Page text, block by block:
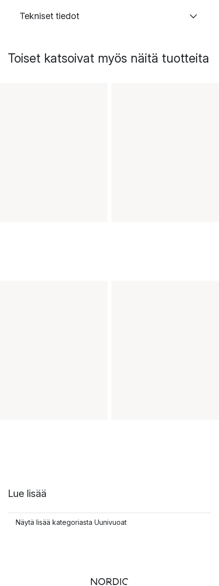
Tekniset tiedot
Toiset katsoivat myös näitä tuotteita
Lue lisää
Näytä lisää kategoriasta Uunivuoat